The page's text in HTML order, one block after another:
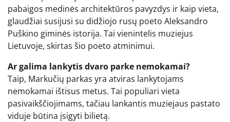
pabaigos medinės architektūros pavyzdys ir kaip vieta,
glaudžiai susijusi su didžiojo rusų poeto Aleksandro
Puškino giminės istorija. Tai vienintelis muziejus
Lietuvoje, skirtas šio poeto atminimui.
Ar galima lankytis dvaro parke nemokamai?
Taip, Markučių parkas yra atviras lankytojams
nemokamai ištisus metus. Tai populiari vieta
pasivaikščiojimams, tačiau lankantis muziejaus pastato
viduje būtina įsigyti bilietą.